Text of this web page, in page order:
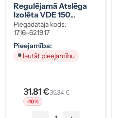
Regulējamā Atslēga
Izolēta VDE 150
250/1VDEDP
Piegādātāja kods:
1716-621917
Pieejamība:
Jautāt pieejamību
31.81 €35.34 €
-10%